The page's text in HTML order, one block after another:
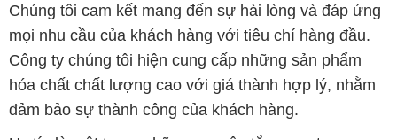
Chúng tôi cam kết mang đến sự hài lòng và đáp ứng
mọi nhu cầu của khách hàng với tiêu chí hàng đầu.
Công ty chúng tôi hiện cung cấp những sản phẩm
hóa chất chất lượng cao với giá thành hợp lý, nhằm
đảm bảo sự thành công của khách hàng.